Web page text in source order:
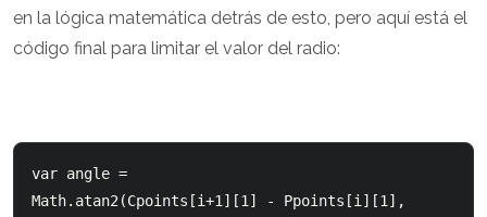
en la lógica matemática detrás de esto, pero aquí está el
código final para limitar el valor del radio:
var angle =
Math.atan2(Cpoints[i+1][1] - Ppoints[i][1],